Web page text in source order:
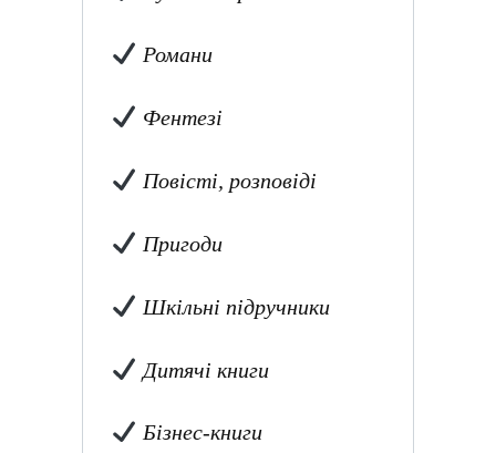
Романи
Фентезі
Повісті, розповіді
Пригоди
Шкільні підручники
Дитячі книги
Бізнес-книги